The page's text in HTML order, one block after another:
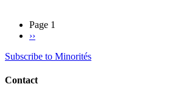
Pagination
Page 1
Next
››
Subscribe to Minorités
Contact